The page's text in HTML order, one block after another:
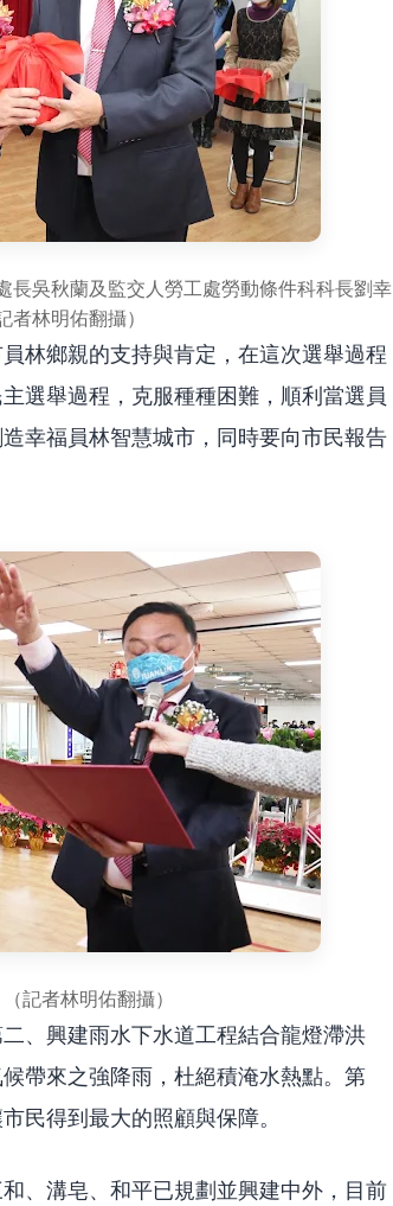
吳秋蘭及監交人勞工處勞動條件科科長劉幸
林明佑翻攝）
林鄉親的支持與肯定，在這次選舉過程
選舉過程，克服種種困難，順利當選員
幸福員林智慧城市，同時要向市民報告
記者林明佑翻攝）
、興建雨水下水道工程結合龍燈滯洪
帶來之強降雨，杜絕積淹水熱點。第
民得到最大的照顧與保障。
、溝皂、和平已規劃並興建中外，目前